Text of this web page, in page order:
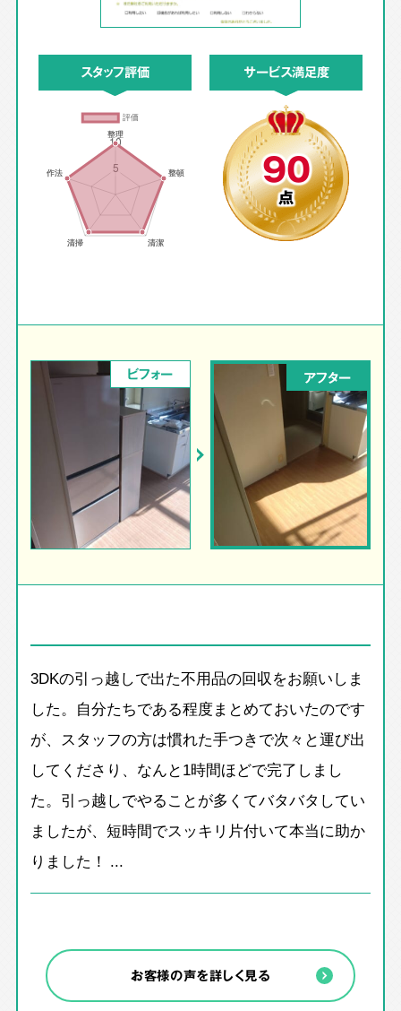
スタッフ評価 サービス満足度
90
点
ビフォー アフター
3DKの引っ越しで出た不用品の回収をお願いしま
した。自分たちである程度まとめておいたのです
が、スタッフの方は慣れた手つきで次々と運び出
してくださり、なんと1時間ほどで完了しまし
た。引っ越しでやることが多くてバタバタしてい
ましたが、短時間でスッキリ片付いて本当に助か
りました！ ...
お客様の声を詳しく見る